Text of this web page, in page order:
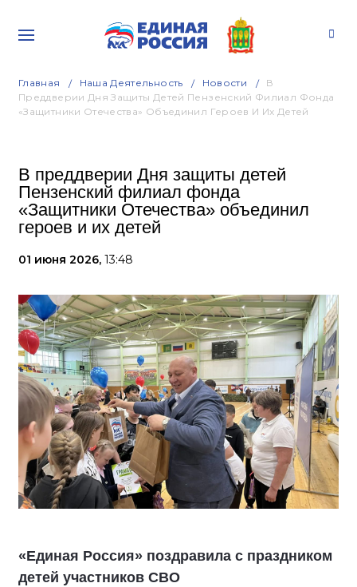
Главная Наша Деятельность Новости
В
Преддверии Дня Защиты Детей Пензенский Филиал Фонда
«Защитники Отечества» Объединил Героев И Их Детей
В преддверии Дня защиты детей
Пензенский филиал фонда
«Защитники Отечества» объединил
героев и их детей
01 июня 2026, 13:48
«Единая Россия» поздравила с праздником
детей участников СВО